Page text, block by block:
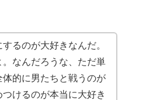
るのが大好きなんだ。
なんだろうな、ただ単
的に男たちと戦うのが
けるのが本当に大好き